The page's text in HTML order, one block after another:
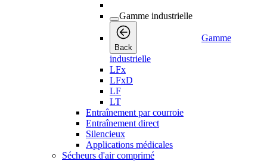
Gamme industrielle
Back
Gamme
industrielle
LFx
LFxD
LF
LT
Entraînement par courroie
Entraînement direct
Silencieux
Applications médicales
Sécheurs d'air comprimé